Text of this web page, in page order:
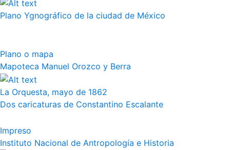
Plano Ygnográfico de la ciudad de México
Plano o mapa
Mapoteca Manuel Orozco y Berra
La Orquesta, mayo de 1862
Dos caricaturas de Constantino Escalante
Impreso
Instituto Nacional de Antropología e Historia